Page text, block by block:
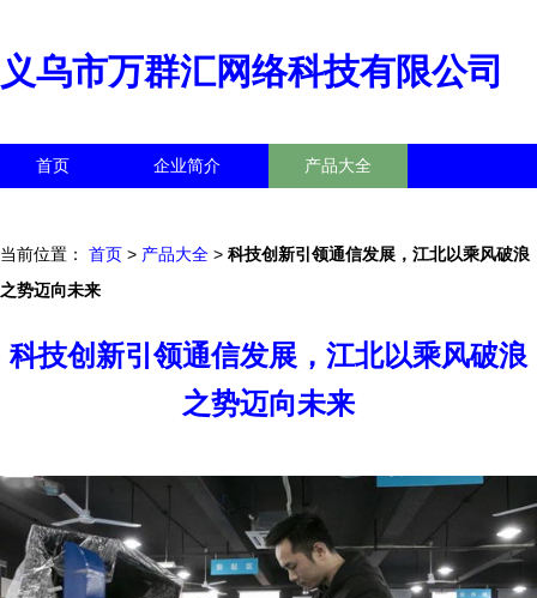
义乌市万群汇网络科技有限公司
首页 企业简介 产品大全
当前位置： 首页 > 产品大全 > 科技创新引领通信发展，江北以乘风破浪
之势迈向未来
科技创新引领通信发展，江北以乘风破浪
之势迈向未来